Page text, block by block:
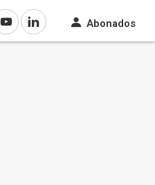
Abonados